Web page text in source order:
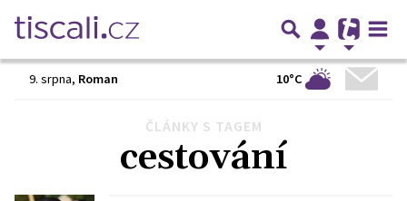
9. srpna, Roman 10°C
ČLÁNKY S TAGEM
cestování
… 47 Další